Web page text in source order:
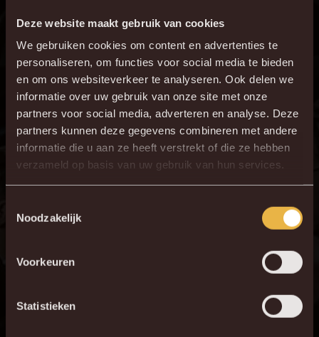
Deze website maakt gebruik van cookies
We gebruiken cookies om content en advertenties te
personaliseren, om functies voor social media te bieden
en om ons websiteverkeer te analyseren. Ook delen we
informatie over uw gebruik van onze site met onze
partners voor social media, adverteren en analyse. Deze
partners kunnen deze gegevens combineren met andere
informatie die u aan ze heeft verstrekt of die ze hebben
verzameld op basis van uw gebruik van hun services.
Noodzakelijk
Voorkeuren
Statistieken
3 - 1
HERBELEEF DE MATCH